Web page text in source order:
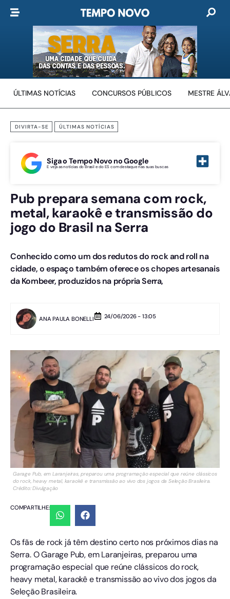
ÚLTIMAS NOTÍCIAS CONCURSOS PÚBLICOS MESTRE
DIVIRTA-SE ÚLTIMAS NOTÍCIAS
Siga o Tempo Novo no Google
E veja as notícias do Brasil e do ES com destaque nas suas buscas
Pub prepara semana com rock,
metal, karaokê e transmissão do
jogo do Brasil na Serra
Conhecido como um dos redutos do rock and roll na
cidade, o espaço também oferece os chopes artesanais
da Kombeer, produzidos na própria Serra,
ANA PAULA BONELLI 24/06/2026 - 13:05
Garage Pub, em Laranjeiras, preparou uma programação especial que reúne clássicos
do rock, heavy metal, karaokê e transmissão ao vivo dos jogos da Seleção Brasileira.
Crédito: Divulgação
COMPARTILHE:
Os fãs de rock já têm destino certo nos próximos dias na
Serra. O Garage Pub, em Laranjeiras, preparou uma
programação especial que reúne clássicos do rock,
heavy metal, karaokê e transmissão ao vivo dos jogos da
Seleção Brasileira.